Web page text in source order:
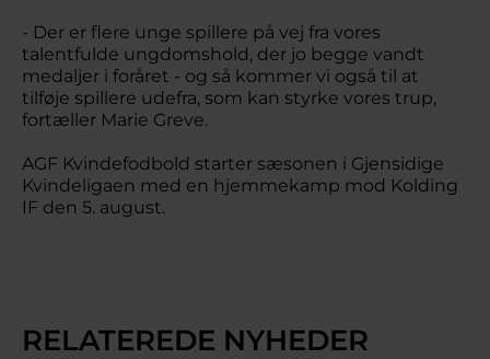
- Der er flere unge spillere på vej fra vores
talentfulde ungdomshold, der jo begge vandt
medaljer i foråret - og så kommer vi også til at
tilføje spillere udefra, som kan styrke vores trup,
fortæller Marie Greve.
AGF Kvindefodbold starter sæsonen i Gjensidige
Kvindeligaen med en hjemmekamp mod Kolding
IF den 5. august.
RELATEREDE NYHEDER